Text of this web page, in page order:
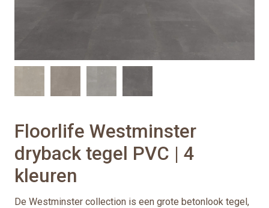
Floorlife Westminster
dryback tegel PVC | 4
kleuren
De Westminster collection is een grote betonlook tegel,